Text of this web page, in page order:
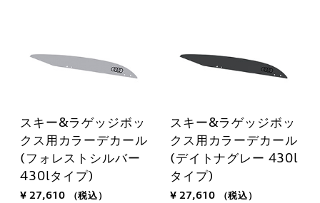
スキー&ラゲッジボッ
クス用カラーデカール
(フォレストシルバー
430lタイプ)
¥ 27,610 （税込）
スキー&ラゲッジボッ
クス用カラーデカール
(デイトナグレー 430l
タイプ)
¥ 27,610 （税込）